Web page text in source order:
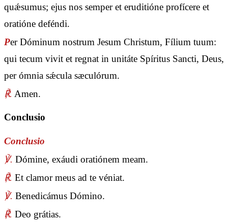
quǽsumus; ejus nos semper et eruditióne profícere et
oratióne deféndi.
Per Dóminum nostrum Jesum Christum, Fílium tuum:
qui tecum vivit et regnat in unitáte Spíritus Sancti, Deus,
per ómnia sǽcula sæculórum.
℟. Amen.
Conclusio
Conclusio
℣. Dómine, exáudi oratiónem meam.
℟. Et clamor meus ad te véniat.
℣. Benedicámus Dómino.
℟. Deo grátias.